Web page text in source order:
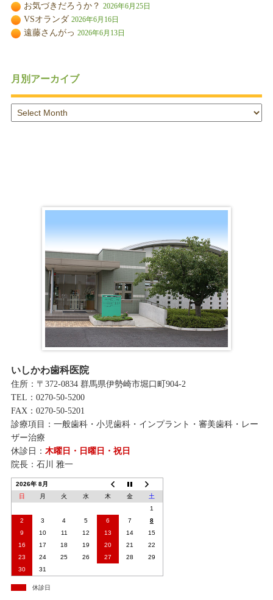
お気づきだろうか？ 2026年6月25日
VSオランダ 2026年6月16日
遠藤さんがっ 2026年6月13日
月別アーカイブ
いしかわ歯科医院
住所：〒372-0834 群馬県伊勢崎市堀口町904-2
TEL：0270-50-5200
FAX：0270-50-5201
診療項目：一般歯科・小児歯科・インプラント・審美歯科・レー
ザー治療
休診日： 木曜日・日曜日・祝日
院長：石川 雅一
2026年 8月
日
月 火 水 木 金
土
1
2
3 4 5 6 7
8
9
10 11 12 13 14
15
16
17 18 19 20 21
22
23
24 25 26 27 28
29
30
31
休診日